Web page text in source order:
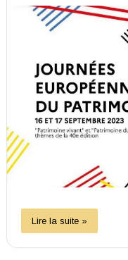
Lire la suite »